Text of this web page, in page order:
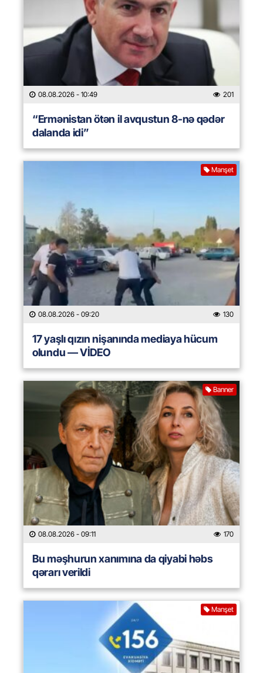
08.08.2026 - 10:49 201
“Ermənistan ötən il avqustun 8-nə qədər
dalanda idi”
Manşet
08.08.2026 - 09:20 130
17 yaşlı qızın nişanında mediaya hücum
olundu — VİDEO
Banner
08.08.2026 - 09:11 170
Bu məşhurun xanımına da qiyabi həbs
qərarı verildi
Manşet